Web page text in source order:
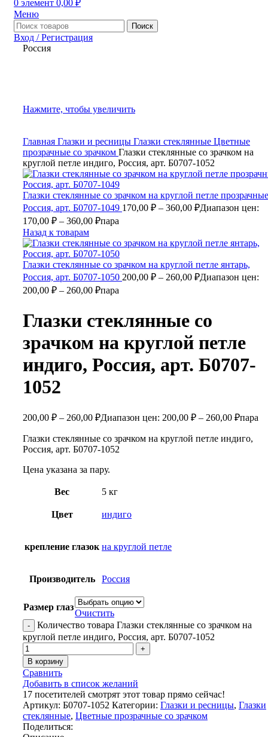
0 элемент 0,00 ₽
Меню
Поиск
Вход / Регистрация
Россия
Нажмите, чтобы увеличить
Главная Глазки и ресницы Глазки стеклянные Цветные
прозрачные со зрачком Глазки стеклянные со зрачком на
круглой петле индиго, Россия, арт. Б0707-1052
Глазки стеклянные со зрачком на круглой петле
Россия, арт. Б0707-1049 170,00 ₽ – 360,00 ₽Диапазон цен:
170,00 ₽ – 360,00 ₽пара
Назад к товарам
Глазки стеклянные со зрачком на круглой петле янтарь,
Россия, арт. Б0707-1050 200,00 ₽ – 260,00 ₽Диапазон цен:
200,00 ₽ – 260,00 ₽пара
Глазки стеклянные со
зрачком на круглой петле
индиго, Россия, арт. Б0707-
1052
200,00 ₽ – 260,00 ₽Диапазон цен: 200,00 ₽ – 260,00 ₽пара
Глазки стеклянные со зрачком на круглой петле индиго,
Россия, арт. Б0707-1052
Цена указана за пару.
Вес 5 кг
Цвет индиго
крепление глазок на круглой петле
Производитель Россия
Размер глаз
Очистить
Количество товара Глазки стеклянные со зрачком на
круглой петле индиго, Россия, арт. Б0707-1052
В корзину
Сравнить
Добавить в список желаний
17 посетителей смотрят этот товар прямо сейчас!
Артикул: Б0707-1052 Категории: Глазки и ресницы, Глазки
стеклянные, Цветные прозрачные со зрачком
Поделиться: